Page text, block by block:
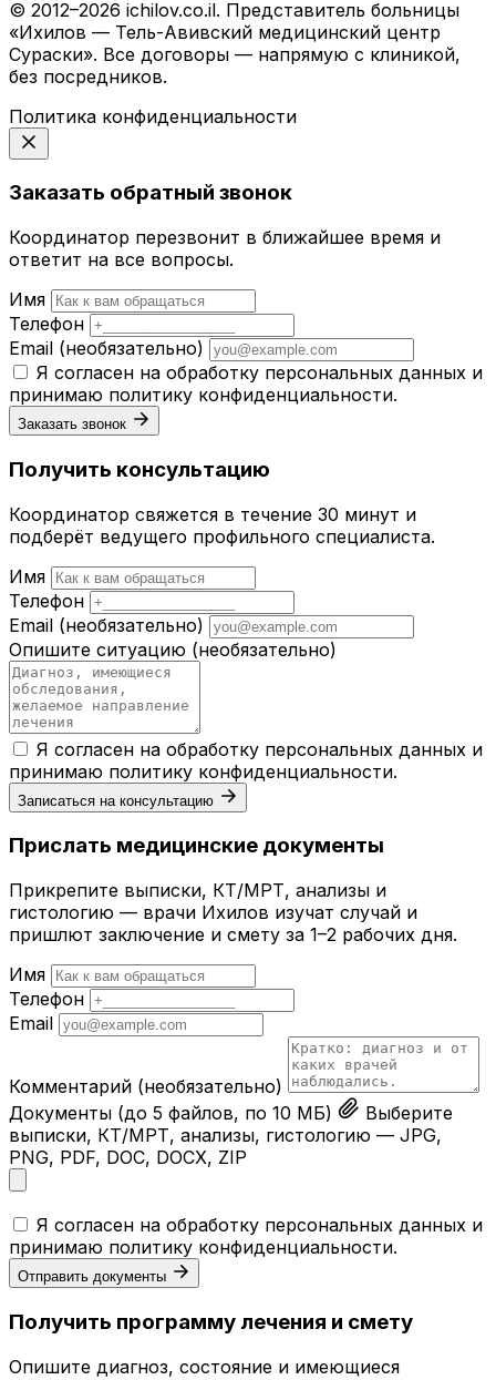
© 2012–2026 ichilov.co.il. Представитель больницы
«Ихилов — Тель-Авивский медицинский центр
Сураски». Все договоры — напрямую с клиникой,
без посредников.
Политика конфиденциальности
Заказать обратный звонок
Координатор перезвонит в ближайшее время и
ответит на все вопросы.
Имя
Телефон
Email (необязательно)
Я согласен на обработку персональных данных и
принимаю политику конфиденциальности.
Заказать звонок
Получить консультацию
Координатор свяжется в течение 30 минут и
подберёт ведущего профильного специалиста.
Имя
Телефон
Email (необязательно)
Опишите ситуацию (необязательно)
Я согласен на обработку персональных данных и
принимаю политику конфиденциальности.
Записаться на консультацию
Прислать медицинские документы
Прикрепите выписки, КТ/МРТ, анализы и
гистологию — врачи Ихилов изучат случай и
пришлют заключение и смету за 1–2 рабочих дня.
Имя
Телефон
Email
Комментарий (необязательно)
Документы (до 5 файлов, по 10 МБ)
Выберите
выписки, КТ/МРТ, анализы, гистологию — JPG,
PNG, PDF, DOC, DOCX, ZIP
Я согласен на обработку персональных данных и
принимаю политику конфиденциальности.
Отправить документы
Получить программу лечения и смету
Опишите диагноз, состояние и имеющиеся